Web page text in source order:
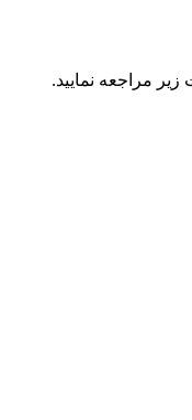
مراجعه نمایید.